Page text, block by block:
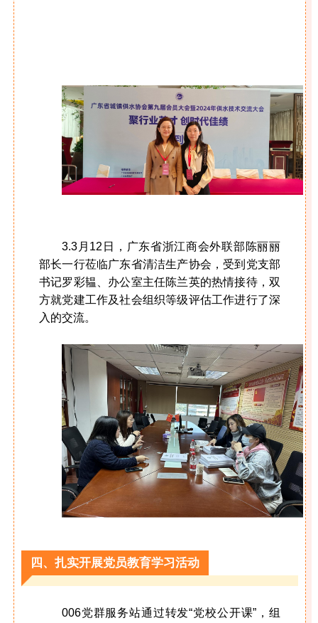
3.3月12日，广东省浙江商会外联部陈丽丽
部长一行莅临广东省清洁生产协会，受到党支部
书记罗彩韫、办公室主任陈兰英的热情接待，双
方就党建工作及社会组织等级评估工作进行了深
入的交流。
四、扎实开展党员教育学习活动
006党群服务站通过转发“党校公开课”，组